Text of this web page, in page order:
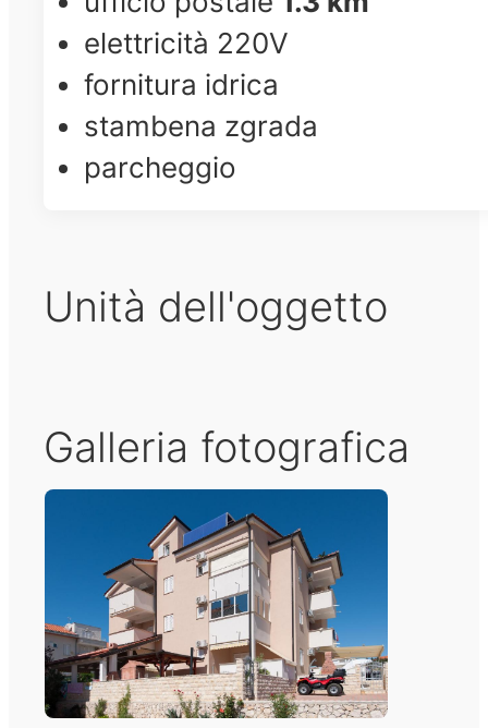
Unità dell'oggetto
Galleria fotografica
elettricità 220V
fornitura idrica
stambena zgrada
parcheggio